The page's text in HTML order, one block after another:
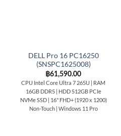
DELL Pro 16 PC16250
(SNSPC1625008)
฿61,590.00
CPU Intel Core Ultra 7 265U | RAM
16GB DDR5 | HDD 512GB PCIe
NVMe SSD | 16" FHD+ (1920 x 1200)
Non-Touch | Windows 11 Pro